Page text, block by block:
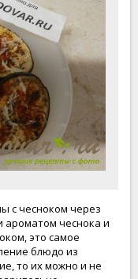
с чесноком через
ароматом чеснока и
это самое
блюдо из
то их можно и не